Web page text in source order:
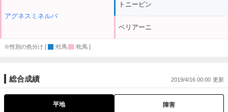
アグネスミネルバ
トニービン
ベリアーニ
※性別の色分け [ :牡馬 :牝馬 ]
総合成績 2019/4/16 00:00
平地 障害